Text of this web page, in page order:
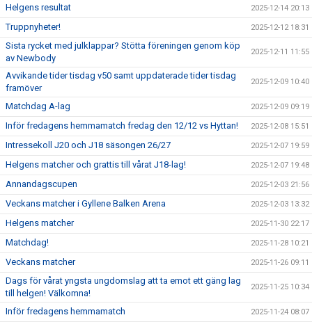
Helgens resultat 2025-12-14 20:13
Truppnyheter! 2025-12-12 18:31
Sista rycket med julklappar? Stötta föreningen genom köp
av Newbody
2025-12-11 11:55
Avvikande tider tisdag v50 samt uppdaterade tider tisdag
framöver
2025-12-09 10:40
Matchdag A-lag 2025-12-09 09:19
Inför fredagens hemmamatch fredag den 12/12 vs Hyttan! 2025-12-08 15:51
Intressekoll J20 och J18 säsongen 26/27 2025-12-07 19:59
Helgens matcher och grattis till vårat J18-lag! 2025-12-07 19:48
Annandagscupen 2025-12-03 21:56
Veckans matcher i Gyllene Balken Arena 2025-12-03 13:32
Helgens matcher 2025-11-30 22:17
Matchdag! 2025-11-28 10:21
Veckans matcher 2025-11-26 09:11
Dags för vårat yngsta ungdomslag att ta emot ett gäng lag
till helgen! Välkomna!
2025-11-25 10:34
Inför fredagens hemmamatch 2025-11-24 08:07